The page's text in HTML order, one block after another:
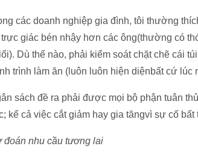
các doanh nghiệp gia đình, tôi thường
giác bén nhậy hơn các ông(thường có
Dù thế nào, phải kiểm soát chặt chẽ cái
trình làm ăn (luôn luôn hiện diệnbất cứ
sách đề ra phải được mọi bộ phận tuân
kể cả việc cắt giảm hay gia tăngvì sự cố bất
đoán nhu cầu tương lai